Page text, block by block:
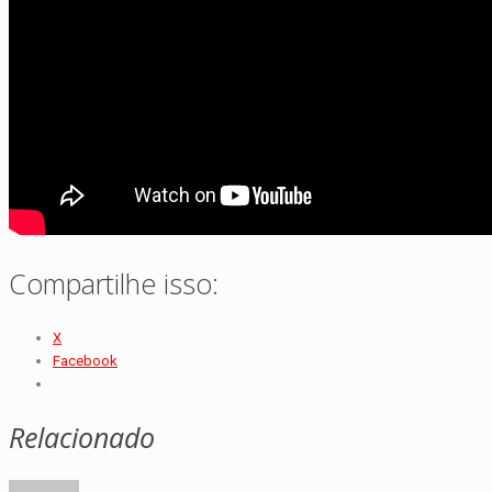
Compartilhe isso:
X
Facebook
Relacionado